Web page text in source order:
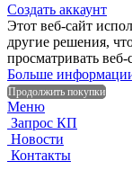
Создать аккаунт
Этот веб-сайт
другие решения,
просматривать веб-
Больше
Продолжить покупки
Меню
Запрос КП
Новости
Контакты